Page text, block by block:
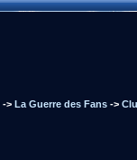
-> La Guerre des Fans ->